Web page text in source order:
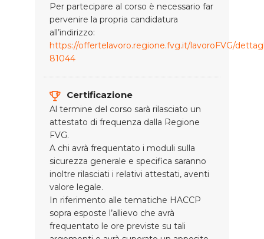
Per partecipare al corso è necessario far
pervenire la propria candidatura
all’indirizzo:
https://offertelavoro.regione.fvg.it/lavoroFVG/
81044
Certificazione
Al termine del corso sarà rilasciato un
attestato di frequenza dalla Regione
FVG.
A chi avrà frequentato i moduli sulla
sicurezza generale e specifica saranno
inoltre rilasciati i relativi attestati, aventi
valore legale.
In riferimento alle tematiche HACCP
sopra esposte l’allievo che avrà
frequentato le ore previste su tali